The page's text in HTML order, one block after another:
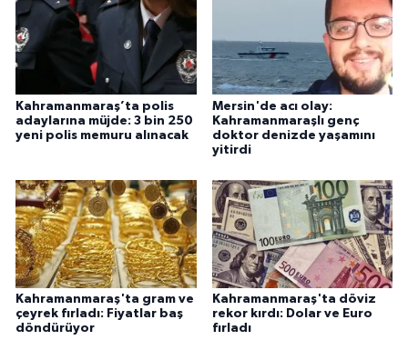
Kahramanmaraş’ta polis
adaylarına müjde: 3 bin 250
yeni polis memuru alınacak
Mersin'de acı olay:
Kahramanmaraşlı genç
doktor denizde yaşamını
yitirdi
Kahramanmaraş'ta gram ve
çeyrek fırladı: Fiyatlar baş
döndürüyor
Kahramanmaraş'ta döviz
rekor kırdı: Dolar ve Euro
fırladı